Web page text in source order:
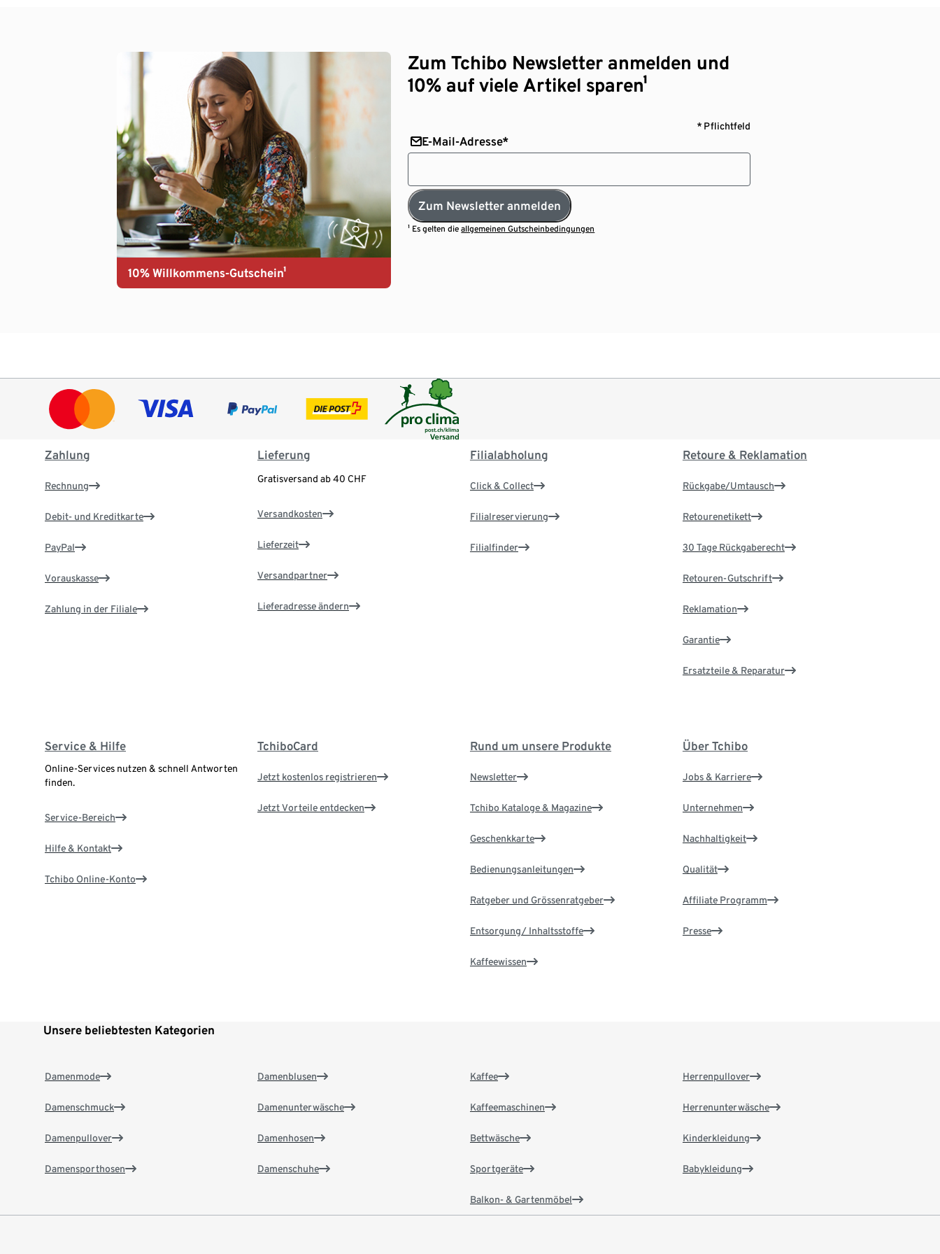
10% Willkommens-Gutschein¹
Zum Tchibo Newsletter anmelden und
10% auf viele Artikel sparen¹
* Pflichtfeld
E-Mail-Adresse*
Zum Newsletter anmelden
¹ Es gelten dieallgemeinen Gutscheinbedingungen
Zahlung
Rechnung
Debit- und Kreditkarte
PayPal
Vorauskasse
Zahlung in der Filiale
Lieferung
Gratisversand ab 40 CHF
Versandkosten
Lieferzeit
Versandpartner
Lieferadresse ändern
Filialabholung
Click & Collect
Filialreservierung
Filialfinder
Retoure & Reklamation
Rückgabe/Umtausch
Retourenetikett
30 Tage Rückgaberecht
Retouren-Gutschrift
Reklamation
Garantie
Ersatzteile & Reparatur
Service & Hilfe
Online-Services nutzen & schnell Antworten
finden.
Service-Bereich
Hilfe & Kontakt
Tchibo Online-Konto
TchiboCard
Jetzt kostenlos registrieren
Jetzt Vorteile entdecken
Rund um unsere Produkte
Newsletter
Tchibo Kataloge & Magazine
Geschenkkarte
Bedienungsanleitungen
Ratgeber und Grössenratgeber
Entsorgung/ Inhaltsstoffe
Kaffeewissen
Über Tchibo
Jobs & Karriere
Unternehmen
Nachhaltigkeit
Qualität
Affiliate Programm
Presse
Unsere beliebtesten Kategorien
Damenmode
Damenschmuck
Damenpullover
Damensporthosen
Damenblusen
Damenunterwäsche
Damenhosen
Damenschuhe
Kaffee
Kaffeemaschinen
Bettwäsche
Sportgeräte
Balkon- & Gartenmöbel
Herrenpullover
Herrenunterwäsche
Kinderkleidung
Babykleidung